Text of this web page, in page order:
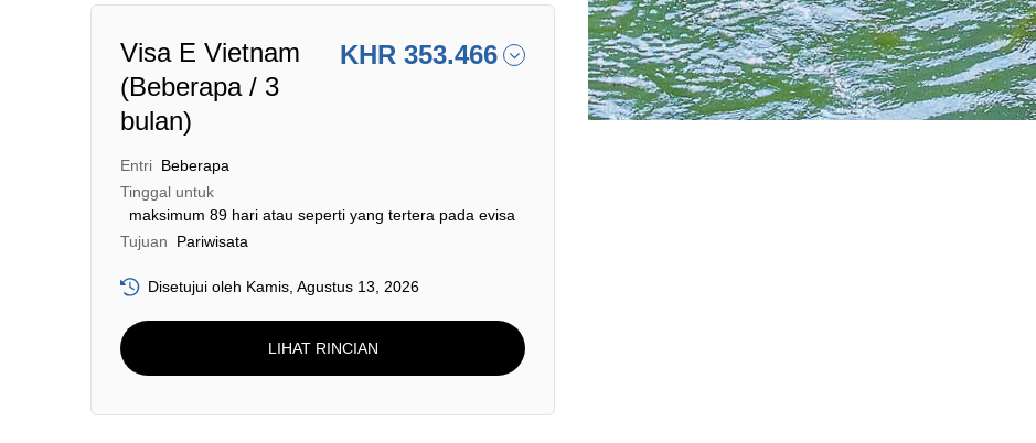
Visa E Vietnam
(Beberapa / 3
bulan)
KHR 353.466
Entri Beberapa
Tinggal untuk
maksimum 89 hari atau seperti yang tertera pada evisa
Tujuan
Pariwisata
Disetujui oleh Kamis, Agustus 13, 2026
LIHAT RINCIAN